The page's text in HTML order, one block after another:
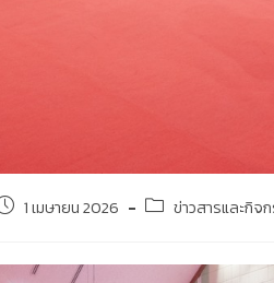
1 เมษายน 2026 ข่าวสารและกิจ